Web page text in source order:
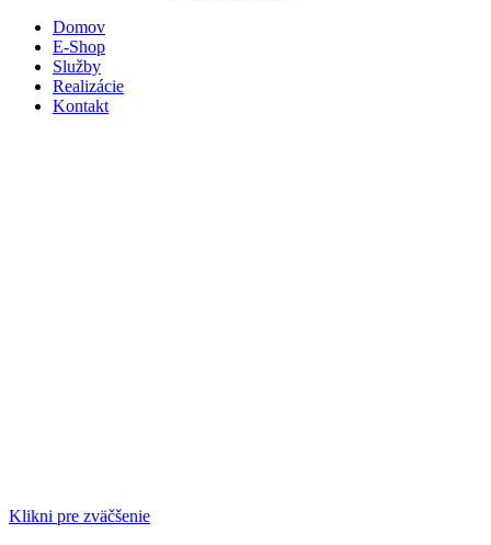
Domov
E-Shop
Služby
Realizácie
Kontakt
Klikni pre zväčšenie